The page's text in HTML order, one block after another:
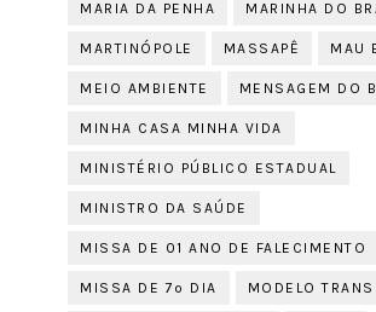
MARIA DA PENHA MARINHA DO
MARTINÓPOLE MASSAPÊ MAU
MEIO AMBIENTE MENSAGEM DO
MINHA CASA MINHA VIDA
MINISTÉRIO PÚBLICO ESTADUAL
MINISTRO DA SAÚDE
MISSA DE 01 ANO DE FALECIMENTO
MISSA DE 7º DIA MODELO TRANS